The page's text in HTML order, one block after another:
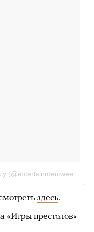
здесь.
«Игры престолов»